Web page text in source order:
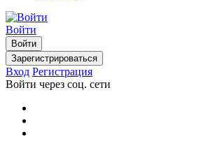
Войти
Войти
Зарегистрироваться
Вход Регистрация
Войти через соц. сети